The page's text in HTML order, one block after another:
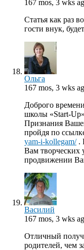
167 mos, 3 wks
Статья как раз
гости внук,
Ольга
167 mos, 3 wks
Доброго
школы «Start-
Признания
пройдя по
yam-i-kollegam/.
Вам творческих
продвижении
Василий
167 mos, 3 wks
Отличный
родителей, чем